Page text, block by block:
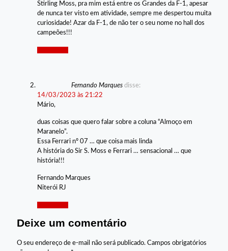
Stirling Moss, pra mim está entre os Grandes da F-1, apesar
de nunca ter visto em atividade, sempre me despertou muita
curiosidade! Azar da F-1, de não ter o seu nome no hall dos
campeões!!!
Fernando Marques disse:
14/03/2023 às 21:22
Mário,
duas coisas que quero falar sobre a coluna “Almoço em
Maranelo”.
Essa Ferrari nº 07 … que coisa mais linda
A história do Sir S. Moss e Ferrari … sensacional … que
história!!!
Fernando Marques
Niterói RJ
Deixe um comentário
O seu endereço de e-mail não será publicado. Campos obrigatórios